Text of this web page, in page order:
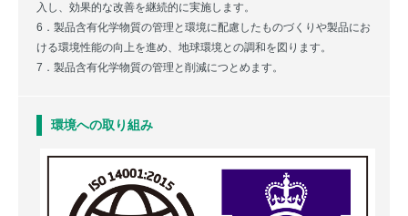
入し、効果的な改善を継続的に実施します。
6．製品含有化学物質の管理と環境に配慮したものづくりや製品にお
ける環境性能の向上を進め、地球環境との調和を図ります。
7．製品含有化学物質の管理と削減につとめます。
環境への取り組み